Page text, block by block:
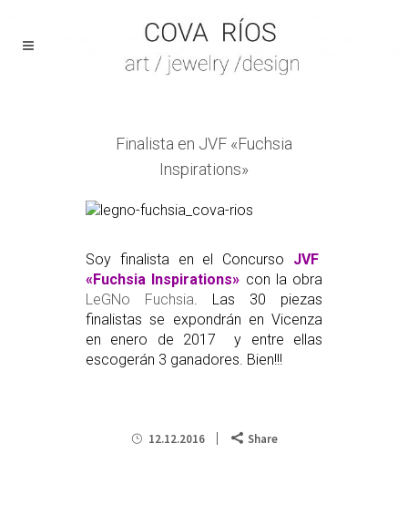
Finalista en JVF «Fuchsia
Inspirations»
Soy finalista en el Concurso
JVF
«Fuchsia Inspirations» con la obra
LeGNo Fuchsia. Las 30 piezas
finalistas se expondrán en Vicenza
en enero de 2017 y entre ellas
escogerán 3 ganadores. Bien!!!
12.12.2016 Share